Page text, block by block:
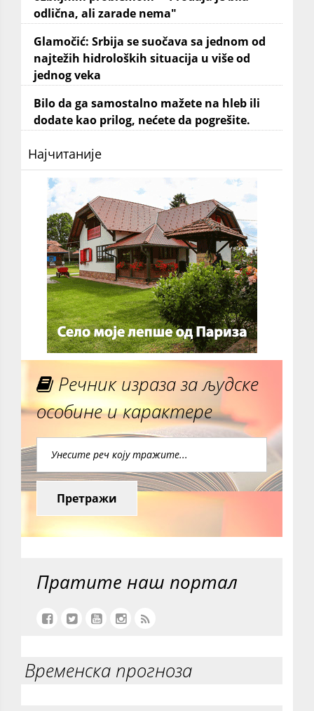
odlična, ali zarade nema"
Glamočić: Srbija se suočava sa jednom od
najtežih hidroloških situacija u više od
jednog veka
Bilo da ga samostalno mažete na hleb ili
dodate kao prilog, nećete da pogrešite.
Најчитаније
Речник израза за људске
особине и карактере
Претражи
Пратите наш портал
Временска прогноза